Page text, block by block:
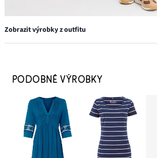
Zobrazit výrobky z outfitu
679 Kč
PŘIDAT DO KOŠÍKU
Kruhové náušnice se zakroucenou strukturou
249 Kč
PŘIDAT DO KOŠÍKU
PODOBNÉ VÝROBKY